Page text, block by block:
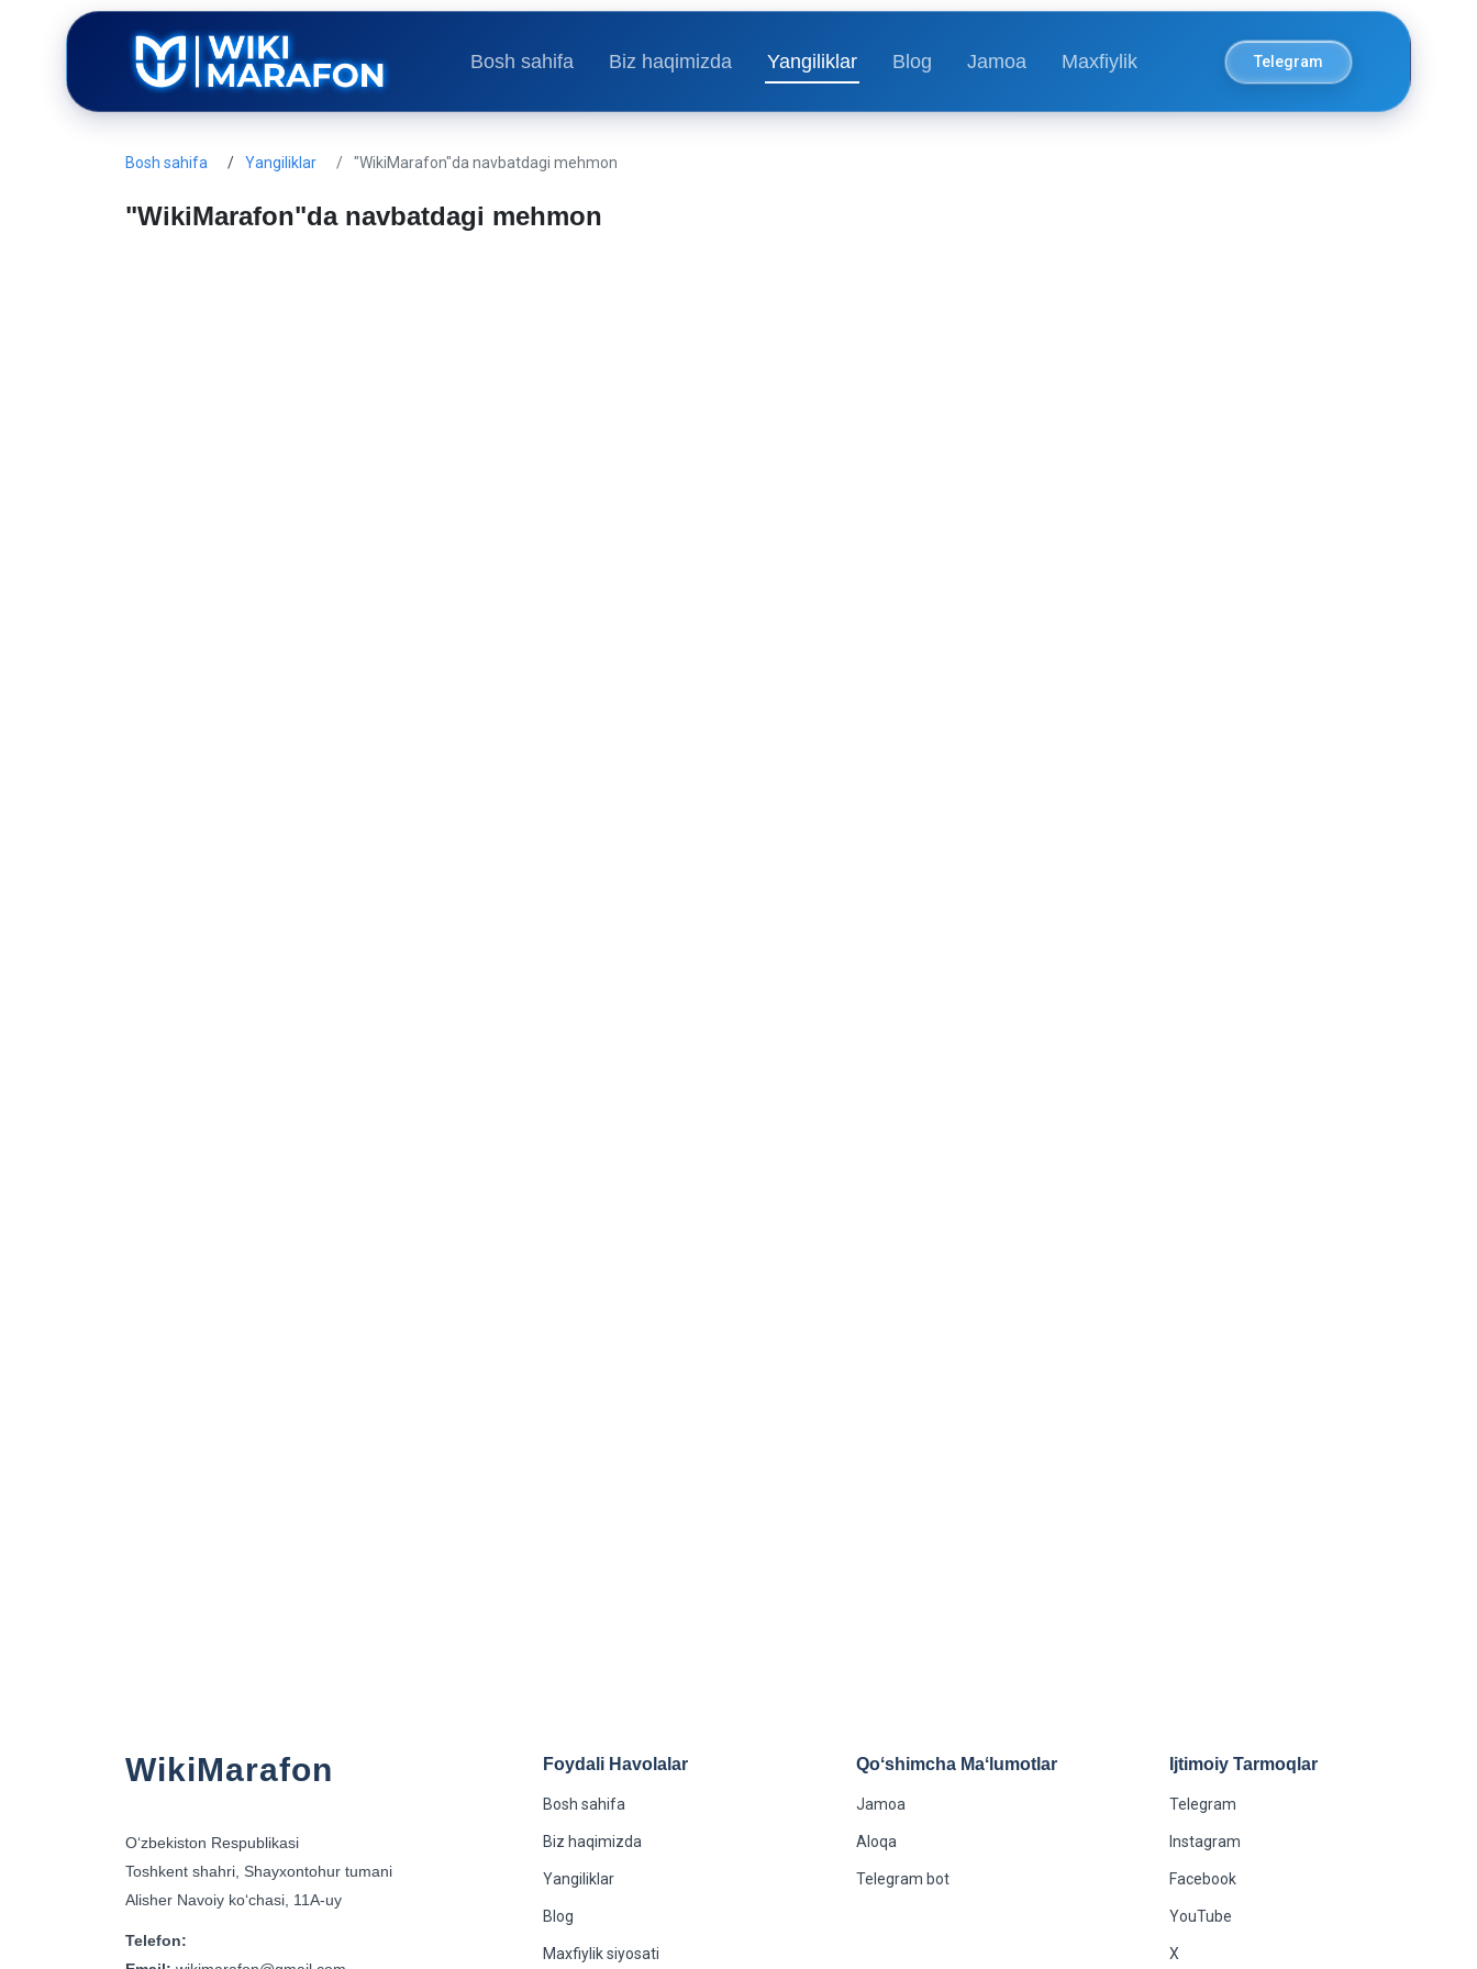
Bosh sahifa Biz haqimizda Yangiliklar Blog Jamoa Maxfiylik Telegram
Bosh sahifa Yangiliklar "WikiMarafon"da navbatdagi mehmon
"WikiMarafon"da navbatdagi mehmon
WikiMarafon
Oʻzbekiston Respublikasi
Toshkent shahri, Shayxontohur tumani
Alisher Navoiy koʻchasi, 11A-uy
Telefon:
Foydali Havolalar
Bosh sahifa
Biz haqimizda
Yangiliklar
Blog
Maxfiylik siyosati
Qoʻshimcha Maʻlumotlar
Jamoa
Aloqa
Telegram bot
Ijtimoiy Tarmoqlar
Telegram
Instagram
Facebook
YouTube
X